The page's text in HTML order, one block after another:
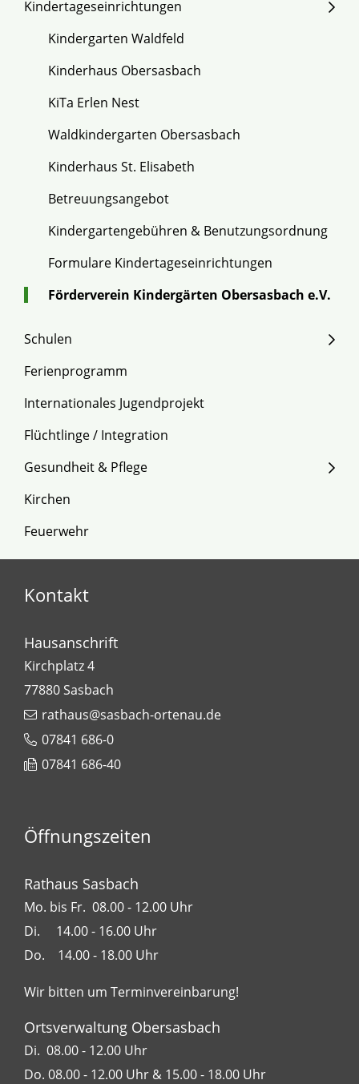
Kindertageseinrichtungen
Kindergarten Waldfeld
Kinderhaus Obersasbach
KiTa Erlen Nest
Waldkindergarten Obersasbach
Kinderhaus St. Elisabeth
Betreuungsangebot
Kindergartengebühren & Benutzungsordnung
Formulare Kindertageseinrichtungen
Förderverein Kindergärten Obersasbach e.V.
Schulen
Ferienprogramm
Internationales Jugendprojekt
Flüchtlinge / Integration
Gesundheit & Pflege
Kirchen
Feuerwehr
Kontakt
Hausanschrift
Kirchplatz 4
77880Sasbach
rathaus@sasbach-ortenau.de
07841 686-0
07841 686-40
Öffnungszeiten
Rathaus Sasbach
Mo. bis Fr. 08.00 - 12.00 Uhr
Di. 14.00 - 16.00 Uhr
Do. 14.00 - 18.00 Uhr
Wir bitten um Terminvereinbarung!
Ortsverwaltung Obersasbach
Di. 08.00 - 12.00 Uhr
Do. 08.00 - 12.00 Uhr & 15.00 - 18.00 Uhr